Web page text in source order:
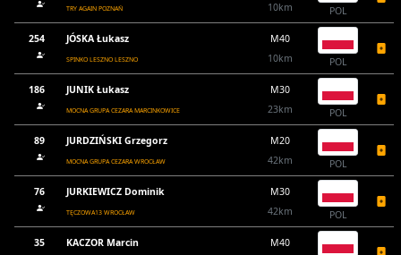
TRY AGAIN POZNAŃ
10km
POL
254 JÓSKA Łukasz
SPINKO LESZNO LESZNO
M40
10km
POL
186 JUNIK Łukasz
MOCNA GRUPA CEZARA MARCINKOWICE
M30
23km
POL
89 JURDZIŃSKI Grzegorz
MOCNA GRUPA CEZARA WROCŁAW
M20
42km
POL
76 JURKIEWICZ Dominik
TĘCZOWA13 WROCŁAW
M30
42km
POL
35 KACZOR Marcin
M40